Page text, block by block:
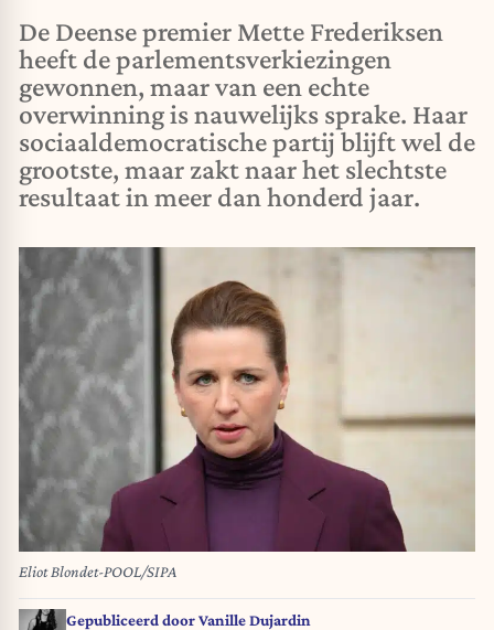
De Deense premier Mette Frederiksen
heeft de parlementsverkiezingen
gewonnen, maar van een echte
overwinning is nauwelijks sprake. Haar
sociaaldemocratische partij blijft wel de
grootste, maar zakt naar het slechtste
resultaat in meer dan honderd jaar.
Eliot Blondet-POOL/SIPA
Gepubliceerd doorVanille Dujardin